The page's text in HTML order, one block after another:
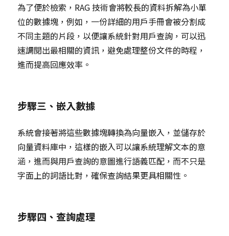
為了便於檢索，RAG 技術會將較長的資料拆解為小單
位的數據塊，例如，一份詳細的用戶手冊會被分割成
不同主題的片段，以便讓系統針對用戶查詢，可以迅
速調閱出最相關的資訊，避免處理整份文件的時程，
進而提高回應效率。
步驟三、嵌入數據
系統會接著將這些數據塊轉換為向量嵌入，並儲存於
向量資料庫中，這樣的嵌入可以讓系統理解文本的意
涵，進而與用戶查詢的意圖進行語義匹配，而不只是
字面上的詞語比對，確保查詢結果更具相關性。
步驟四、查詢處理